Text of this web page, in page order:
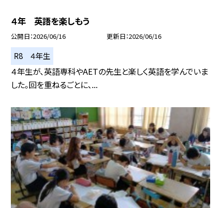
４年 英語を楽しもう
公開日 2026/06/16 更新日 2026/06/16
R8 ４年生
４年生が、英語専科やAETの先生と楽しく英語を学んでいま
した。回を重ねるごとに、...